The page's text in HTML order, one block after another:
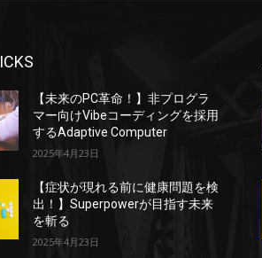
【未来のPC革命！】非プログラ
マー向けVibeコーディングを採用
するAdaptive Computer
2025年4月23日
【症状が現れる前に健康問題を検
出！】Superpowerが目指す未来
を斬る
2025年4月23日